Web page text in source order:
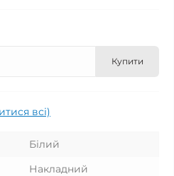
Купити
всі)
Білий
Накладний